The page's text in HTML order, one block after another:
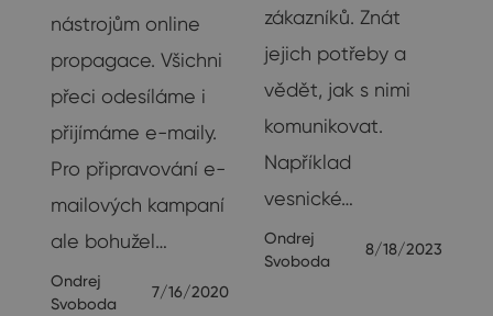
nástrojům online
propagace. Všichni
přeci odesíláme i
přijímáme e-maily.
Pro připravování e-
mailových kampaní
ale bohužel…
Ondrej
Svoboda
7/16/2020
zákazníků. Znát
jejich potřeby a
vědět, jak s nimi
komunikovat.
Například
vesnické…
Ondrej
Svoboda
8/18/2023